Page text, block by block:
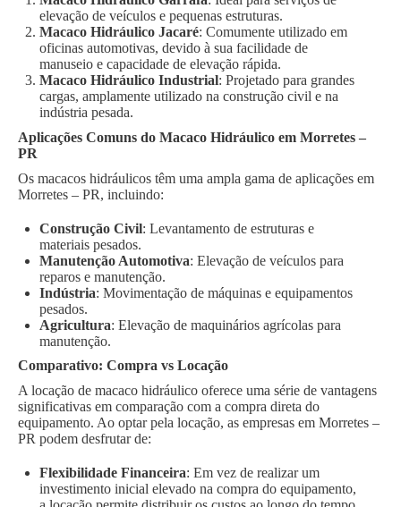
elevação de veículos e pequenas estruturas.
Macaco Hidráulico Jacaré: Comumente utilizado em
oficinas automotivas, devido à sua facilidade de
manuseio e capacidade de elevação rápida.
Macaco Hidráulico Industrial: Projetado para grandes
cargas, amplamente utilizado na construção civil e na
indústria pesada.
Aplicações Comuns do Macaco Hidráulico em Morretes –
PR
Os macacos hidráulicos têm uma ampla gama de aplicações em
Morretes – PR, incluindo:
Construção Civil: Levantamento de estruturas e
materiais pesados.
Manutenção Automotiva: Elevação de veículos para
reparos e manutenção.
Indústria: Movimentação de máquinas e equipamentos
pesados.
Agricultura: Elevação de maquinários agrícolas para
manutenção.
Comparativo: Compra vs Locação
A locação de macaco hidráulico oferece uma série de vantagens
significativas em comparação com a compra direta do
equipamento. Ao optar pela locação, as empresas em Morretes –
PR podem desfrutar de:
Flexibilidade Financeira: Em vez de realizar um
investimento inicial elevado na compra do equipamento,